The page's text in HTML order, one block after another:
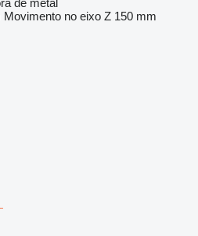
Movimento no eixo Z 150 mm